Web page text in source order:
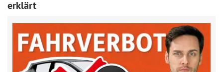
erklärt